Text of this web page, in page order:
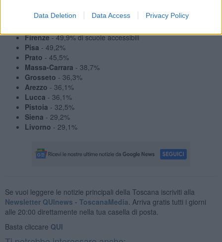
Data Deletion Data Access Privacy Policy
dell’infanzia, primaria, secondaria di primo e secondo grado
Firenze- 49,9% di scuole accessibili
Pisa - 49,2%
Prato - 45,5%
Massa-Carrara - 38,7%
Grosseto - 36,3%
Arezzo - 36,1%
Lucca - 36,1%
Pistoia - 32,5%
Siena - 29,2%
Livorno - 29,1%
Se vuoi leggere le notizie principali della Toscana iscriviti alla
Newsletter QUInews - ToscanaMedia. Arriva gratis tutti i giorni
alle 20:00 direttamente nella tua casella di posta.
Basta cliccare QUI